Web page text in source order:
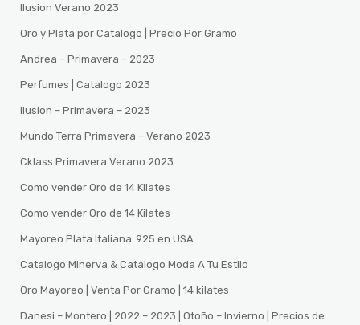
Ilusion Verano 2023
Oro y Plata por Catalogo | Precio Por Gramo
Andrea – Primavera – 2023
Perfumes | Catalogo 2023
Ilusion – Primavera – 2023
Mundo Terra Primavera – Verano 2023
Cklass Primavera Verano 2023
Como vender Oro de 14 Kilates
Como vender Oro de 14 Kilates
Mayoreo Plata Italiana .925 en USA
Catalogo Minerva & Catalogo Moda A Tu Estilo
Oro Mayoreo | Venta Por Gramo | 14 kilates
Danesi – Montero | 2022 – 2023 | Otoño – Invierno | Precios de